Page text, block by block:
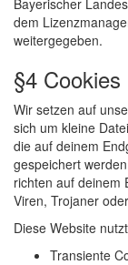
Bayerischer
dem
weitergegeben.
§4 Cookies
Wir setzen auf
sich um kleine
die auf deinem
gespeichert
richten auf deinem
Viren, Trojaner
Diese Website
Transiente